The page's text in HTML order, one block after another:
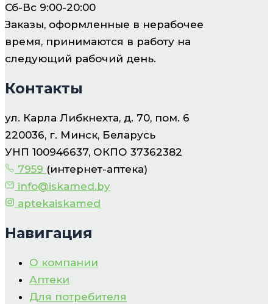
Сб-Вс 9:00-20:00
Заказы, оформленные в нерабочее
время, принимаются в работу на
следующий рабочий день.
Контакты
ул. Карла Либкнехта, д. 70, пом. 6
220036, г. Минск, Беларусь
УНП 100946637, ОКПО 37362382
7959 (интернет-аптека)
info@iskamed.by
aptekaiskamed
Навигация
О компании
Аптеки
Для потребителя